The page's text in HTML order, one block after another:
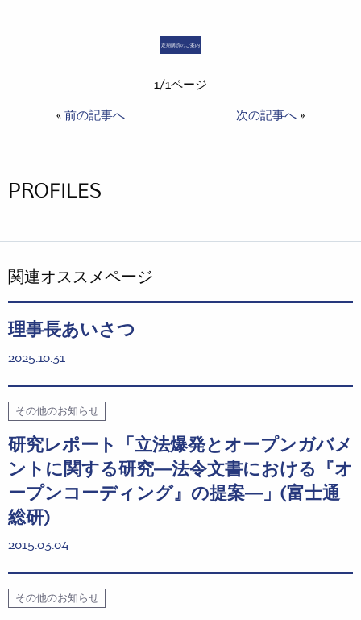
定期購読のご案内
1/1ページ
« 前の記事へ 次の記事へ »
PROFILES
関連オススメページ
理事長あいさつ
2025.10.31
その他のお知らせ
研究レポート「立法爆発とオープンガバメ
ントに関する研究―法令文書における『オ
ープンコーディング』の提案―」(富士通
総研)
2015.03.04
その他のお知らせ